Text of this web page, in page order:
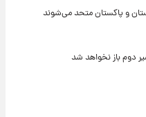
و پاکستان متحد می‌شوند
دوم باز نخواهد شد